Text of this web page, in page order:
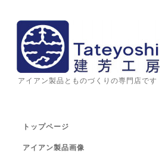
アイアン製品とものづくりの専門店です
トップページ
アイアン製品画像